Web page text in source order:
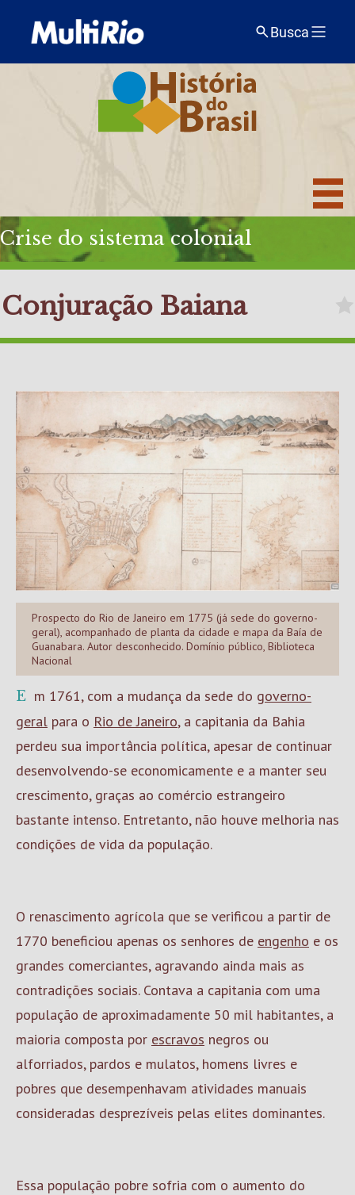
Busca
Crise do sistema colonial
Conjuração Baiana
Prospecto do Rio de Janeiro em 1775 (já sede do governo-
geral), acompanhado de planta da cidade e mapa da Baía de
Guanabara. Autor desconhecido. Domínio público, Biblioteca
Nacional
Em 1761, com a mudança da sede do governo-
geral para o Rio de Janeiro, a capitania da Bahia
perdeu sua importância política, apesar de continuar
desenvolvendo-se economicamente e a manter seu
crescimento, graças ao comércio estrangeiro
bastante intenso. Entretanto, não houve melhoria nas
condições de vida da população.
O renascimento agrícola que se verificou a partir de
1770 beneficiou apenas os senhores de engenho e os
grandes comerciantes, agravando ainda mais as
contradições sociais. Contava a capitania com uma
população de aproximadamente 50 mil habitantes, a
maioria composta por escravos negros ou
alforriados, pardos e mulatos, homens livres e
pobres que desempenhavam atividades manuais
consideradas desprezíveis pelas elites dominantes.
Essa população pobre sofria com o aumento do